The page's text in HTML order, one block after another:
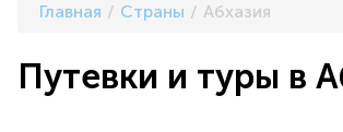
Документы
Офисы продаж
Главная Страны Абхазия
Путевки и туры в